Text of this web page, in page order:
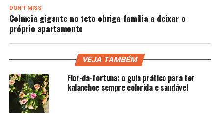
DON'T MISS
Colmeia gigante no teto obriga família a deixar o
próprio apartamento
VEJA TAMBÉM
Flor-da-fortuna: o guia prático para ter
kalanchoe sempre colorida e saudável